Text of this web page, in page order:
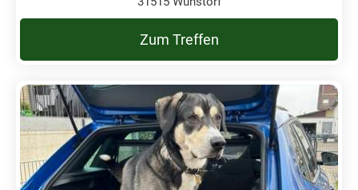
Zum Treffen